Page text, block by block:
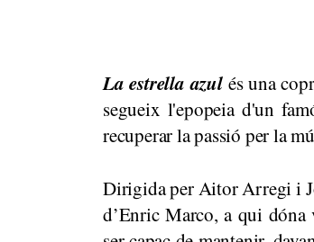
La estrella azulés una
segueix l'epopeia d'un
recuperar la passió per la
Dirigida per Aitor Arregi i
d’Enric Marco, a qui dóna